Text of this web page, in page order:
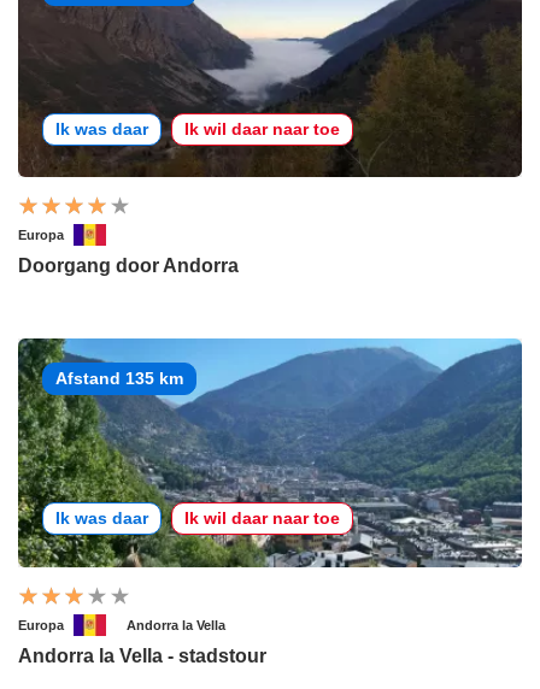
Ik was daar Ik wil daar naar toe
Europa
Doorgang door Andorra
Afstand 135 km
Ik was daar Ik wil daar naar toe
Europa Andorra la Vella
Andorra la Vella - stadstour